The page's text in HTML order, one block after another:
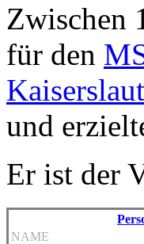
Zwischen
für den
und
Er ist der
NAME